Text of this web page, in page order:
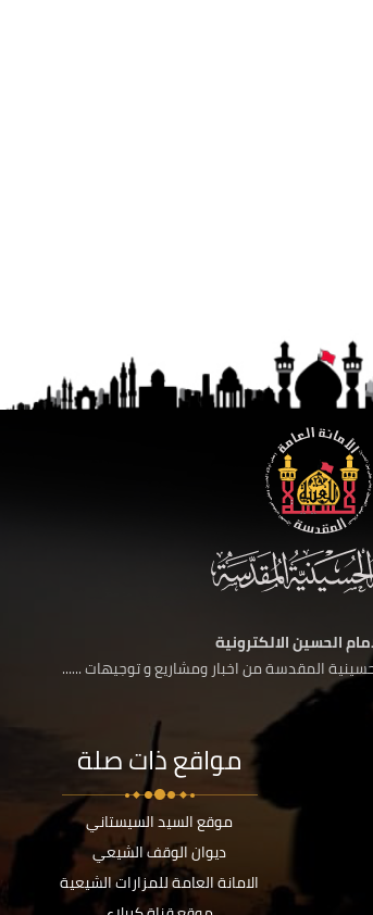
الحسين الالكترونية
المقدسة من اخبار ومشاريع و توجيهات ......
مواقع ذات صلة
موقع السيد السيستاني
ديوان الوقف الشيعي
الامانة العامة للمزارات الشيعية